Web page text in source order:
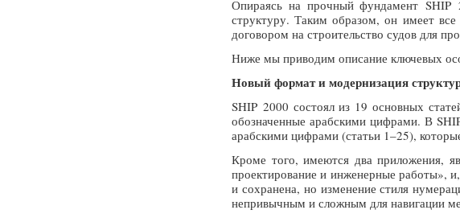
Опираясь на прочный фундамент SHIP
структуру. Таким образом, он имеет
договором на строительство судов для
Ниже мы приводим описание ключевых
Новый формат и модернизация
SHIP 2000 состоял из 19 основных
обозначенные арабскими цифрами. В
арабскими цифрами (статьи 1–25),
Кроме того, имеются два приложения,
проектирование и инженерные работы»,
и сохранена, но изменение стиля
непривычным и сложным для навигации